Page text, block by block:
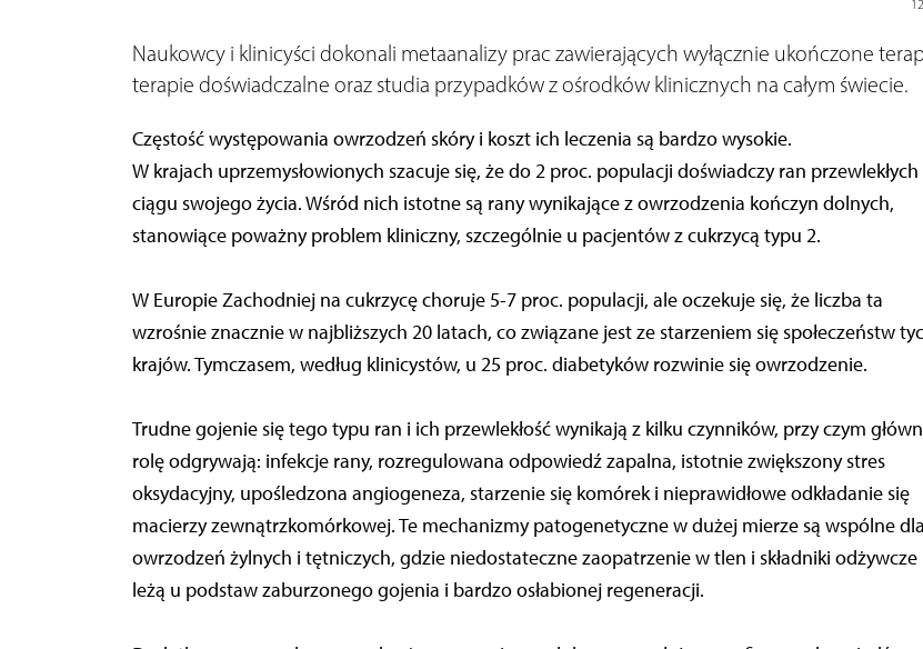
Naukowcy i klinicyści dokonali metaanalizy prac zawierających wyłącznie ukończone
terapie doświadczalne oraz studia przypadków z ośrodków klinicznych na całym świecie.
Częstość występowania owrzodzeń skóry i koszt ich leczenia są bardzo wysokie.
W krajach uprzemysłowionych szacuje się, że do 2 proc. populacji doświadczy ran przewlekłych
ciągu swojego życia. Wśród nich istotne są rany wynikające z owrzodzenia kończyn dolnych,
stanowiące poważny problem kliniczny, szczególnie u pacjentów z cukrzycą typu 2.
W Europie Zachodniej na cukrzycę choruje 5-7 proc. populacji, ale oczekuje się, że liczba ta
wzrośnie znacznie w najbliższych 20 latach, co związane jest ze starzeniem się społeczeństw
krajów. Tymczasem, według klinicystów, u 25 proc. diabetyków rozwinie się owrzodzenie.
Trudne gojenie się tego typu ran i ich przewlekłość wynikają z kilku czynników, przy czym
rolę odgrywają: infekcje rany, rozregulowana odpowiedź zapalna, istotnie zwiększony stres
oksydacyjny, upośledzona angiogeneza, starzenie się komórek i nieprawidłowe odkładanie się
macierzy zewnątrzkomórkowej. Te mechanizmy patogenetyczne w dużej mierze są wspólne dla
owrzodzeń żylnych i tętniczych, gdzie niedostateczne zaopatrzenie w tlen i składniki odżywcze
leżą u podstaw zaburzonego gojenia i bardzo osłabionej regeneracji.